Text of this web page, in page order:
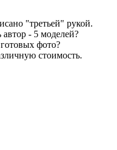
"третьей" рукой.
автор - 5 моделей?
фото?
стоимость.